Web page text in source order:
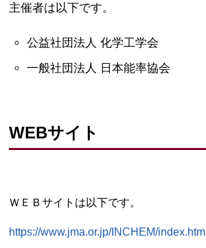
主催者は以下です。
公益社団法人 化学工学会
一般社団法人 日本能率協会
WEBサイト
ＷＥＢサイトは以下です。
https://www.jma.or.jp/INCHEM/index.html